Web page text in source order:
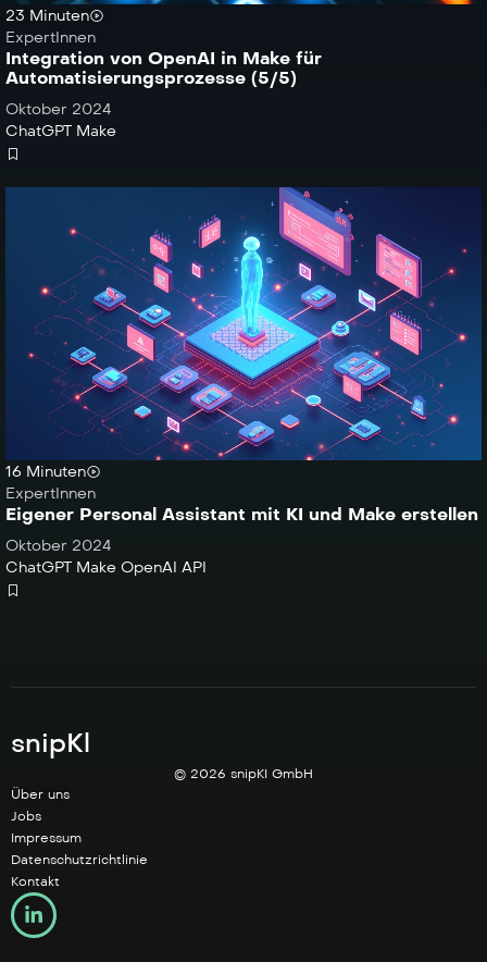
23 Minuten
ExpertInnen
Integration von OpenAI in Make für
Automatisierungsprozesse (5/5)
Oktober 2024
ChatGPT Make
16 Minuten
ExpertInnen
Eigener Personal Assistant mit KI und Make erstellen
Oktober 2024
ChatGPT Make OpenAI API
snipKl
© 2026 snipKI GmbH
Über uns
Jobs
Impressum
Datenschutzrichtlinie
Kontakt